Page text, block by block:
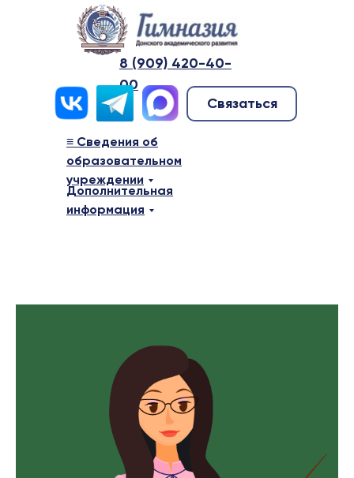
Дополнительная
информация
≡ Сведения об
образовательном
учреждении
Связаться
8 (909) 420-40-
00